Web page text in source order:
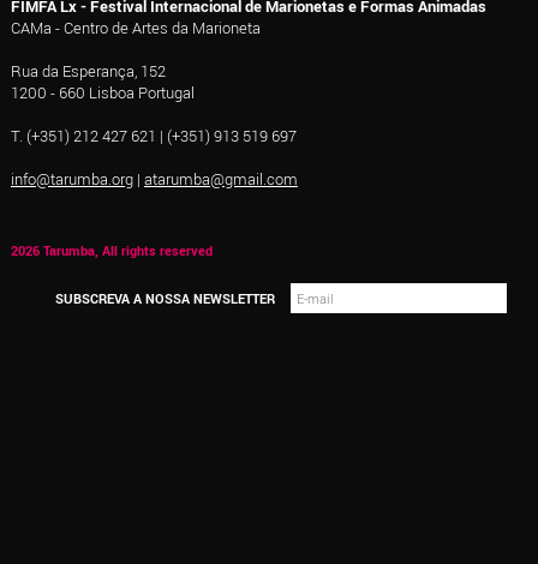
FIMFA Lx - Festival Internacional de Marionetas e Formas Animadas
CAMa - Centro de Artes da Marioneta
Rua da Esperança, 152
1200 - 660 Lisboa Portugal
T. (+351) 212 427 621 | (+351) 913 519 697
info@tarumba.org| atarumba@gmail.com
2026 Tarumba, All rights reserved
SUBSCREVA A NOSSA NEWSLETTER